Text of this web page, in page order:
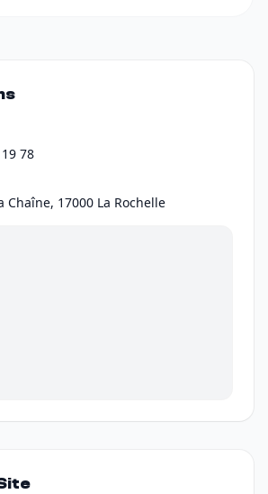
78
Chaîne, 17000 La Rochelle